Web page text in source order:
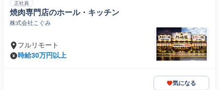
正社員
焼肉専門店のホール・キッチン
株式会社こぐみ
フルリモート
時給30万円以上
気になる